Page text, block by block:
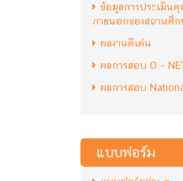
ข้อมูลการประเมิน
ภายนอกของสถานศึก
ผลงานดีเด่น
ผลการสอบ O -
ผลการสอบ
แบบฟอร์ม